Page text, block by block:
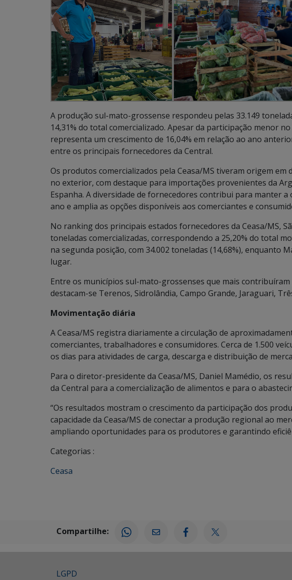
A produção sul-mato-grossense respondeu pelas 33.149
14,31% do total comercializado. Apesar da participação menor
representa um crescimento de 16,04% em relação ao ano
entre os principais fornecedores da Central.
Os produtos comercializados pela Ceasa/MS tiveram origem em
no exterior, com destaque para importações provenientes da
Espanha. A diversidade de fornecedores contribui para manter
ano e amplia as opções disponíveis aos comerciantes e
No ranking dos principais estados fornecedores da Ceasa/MS,
toneladas comercializadas, correspondendo a 25,20% do total
na segunda posição, com 34.002 toneladas (14,68%), enquanto
lugar.
Entre os municípios sul-mato-grossenses que mais
destacam-se Terenos, Sidrolândia, Campo Grande, Jaraguari,
Movimentação diária
A Ceasa/MS registra diariamente a circulação de
comerciantes, trabalhadores e consumidores. Cerca de 1.500
os dias para atividades de carga, descarga e distribuição de
Para o diretor-presidente da Ceasa/MS, Daniel Mamédio, os
da Central para a comercialização de alimentos e para o
“Os resultados mostram o crescimento da participação dos
capacidade da Ceasa/MS de conectar a produção regional ao
ampliando oportunidades para os produtores e garantindo
Categorias :
Ceasa
Compartilhe:
LGPD